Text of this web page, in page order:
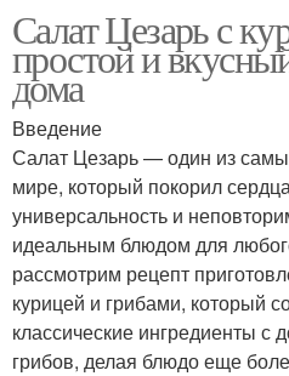
Салат Цезарь с
простой и
дома
Введение
Салат Цезарь — один из
мире, который покорил
универсальность и
идеальным блюдом для
рассмотрим рецепт
курицей и грибами, который
классические ингредиенты с
грибов, делая блюдо еще